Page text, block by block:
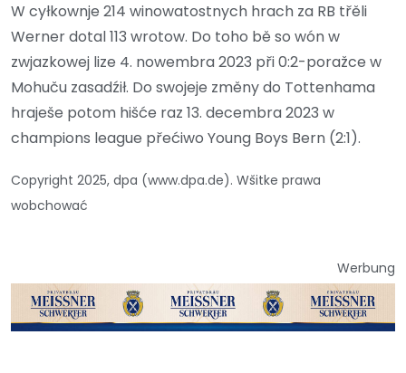
W cyłkownje 214 winowatostnych hrach za RB třěli
Werner dotal 113 wrotow. Do toho bě so wón w
zwjazkowej lize 4. nowembra 2023 při 0:2-poražce w
Mohuču zasadźił. Do swojeje změny do Tottenhama
hraješe potom hišće raz 13. decembra 2023 w
champions league přećiwo Young Boys Bern (2:1).
Copyright 2025, dpa (www.dpa.de). Wšitke prawa
wobchować
Werbung